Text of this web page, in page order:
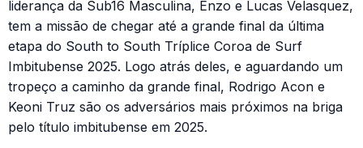
liderança da Sub16 Masculina, Enzo e Lucas Velasquez,
tem a missão de chegar até a grande final da última
etapa do South to South Tríplice Coroa de Surf
Imbitubense 2025. Logo atrás deles, e aguardando um
tropeço a caminho da grande final, Rodrigo Acon e
Keoni Truz são os adversários mais próximos na briga
pelo título imbitubense em 2025.